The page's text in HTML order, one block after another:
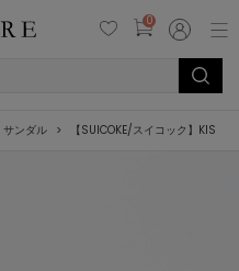
0
サンダル 【SUICOKE/スイコック】KISEE-